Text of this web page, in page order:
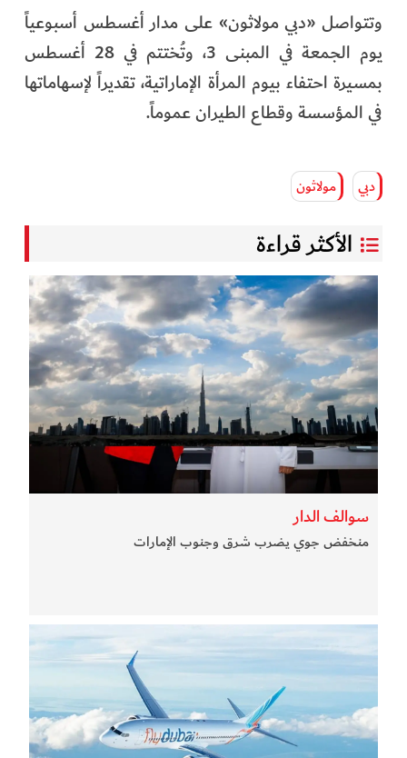
وتتواصل «دبي مولاثون» على مدار أغسطس أسبوعياً
يوم الجمعة في المبنى 3، وتُختتم في 28 أغسطس
بمسيرة احتفاء بيوم المرأة الإماراتية، تقديراً لإسهاماتها
في المؤسسة وقطاع الطيران عموماً.
دبي مولاثون
الأكثر قراءة
سوالف الدار
منخفض جوي يضرب شرق وجنوب الإمارات